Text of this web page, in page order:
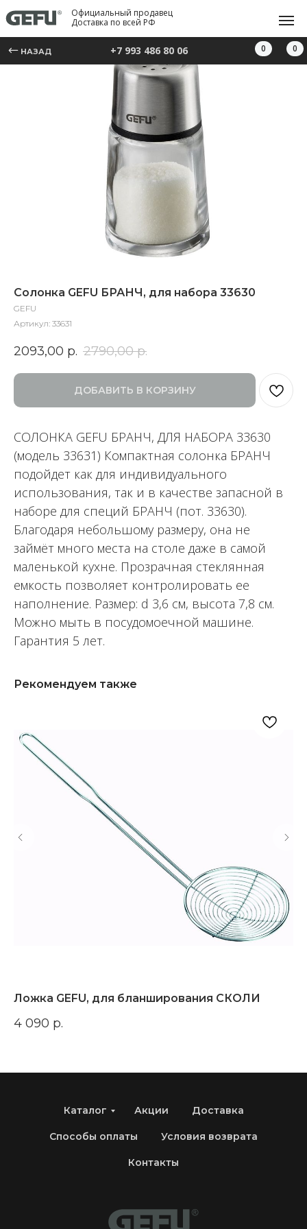
0 0
НАЗАД +7 993 486 80 06
Официальный продавец
Доставка по всей РФ
Солонка GEFU БРАНЧ, для набора 33630
GEFU
Артикул: 33631
2093,00 р. 2790,00 р.
ДОБАВИТЬ В КОРЗИНУ
СОЛОНКА GEFU БРАНЧ, ДЛЯ НАБОРА 33630
(модель 33631) Компактная солонка БРАНЧ
подойдет как для индивидуального
использования, так и в качестве запасной в
наборе для специй БРАНЧ (пот. 33630).
Благодаря небольшому размеру, она не
займёт много места на столе даже в самой
маленькой кухне. Прозрачная стеклянная
емкость позволяет контролировать ее
наполнение. Размер: d 3,6 см, высота 7,8 см.
Можно мыть в посудомоечной машине.
Гарантия 5 лет.
Рекомендуем также
Ложка GEFU, для бланширования СКОЛИ
4 090 р.
Каталог Акции Доставка
Способы оплаты Условия возврата
Контакты